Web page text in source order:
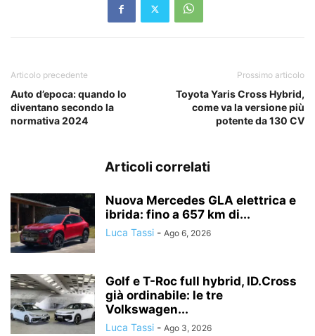
Articolo precedente
Auto d’epoca: quando lo
diventano secondo la
normativa 2024
Prossimo articolo
Toyota Yaris Cross Hybrid,
come va la versione più
potente da 130 CV
Articoli correlati
Nuova Mercedes GLA elettrica e
ibrida: fino a 657 km di...
Luca Tassi - Ago 6, 2026
Golf e T-Roc full hybrid, ID.Cross
già ordinabile: le tre
Volkswagen...
Luca Tassi - Ago 3, 2026